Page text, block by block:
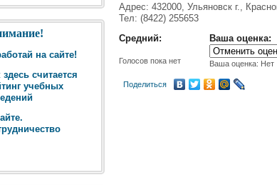
Адрес: 432000, Ульяновск г.,
Тел: (8422) 255653
Средний:
Голосов пока нет
Ваша оценка:
Ваша оценка: Нет
Поделиться
на сайте!
здесь считается
учебных